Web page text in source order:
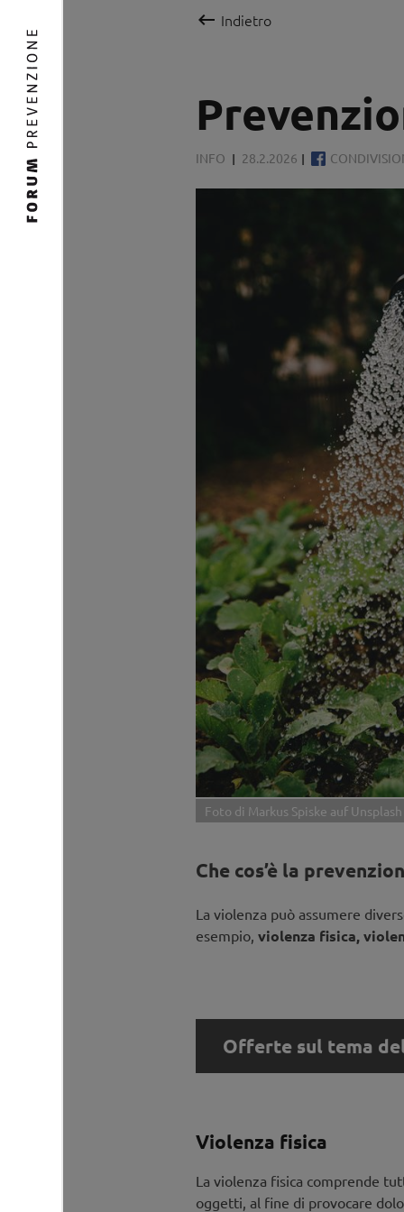
 Indietro
INFO 28.2.2026
Foto di Markus Spiske auf Unsplash
Che cos’è la
La violenza può assumere
esempio, violenza fisica,
Offerte sul tema
Formazione:
Da dove nasce la
L’evento affronta il tema
Violenza fisica
La violenza fisica comprende
oggetti, al fine di provocare